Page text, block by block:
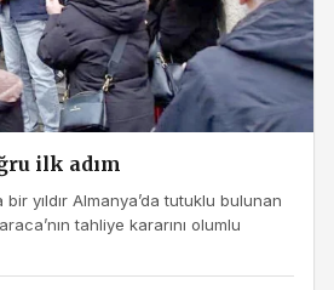
ilk adım
bir yıldır Almanya’da tutuklu bulunan
tahliye kararını olumlu